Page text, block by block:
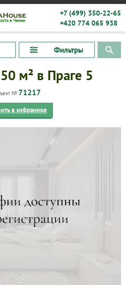
+7 (499) 350-22-65
+420 774 065 938
Фильтры
м² в Праге 5
№ 71217
в избранное